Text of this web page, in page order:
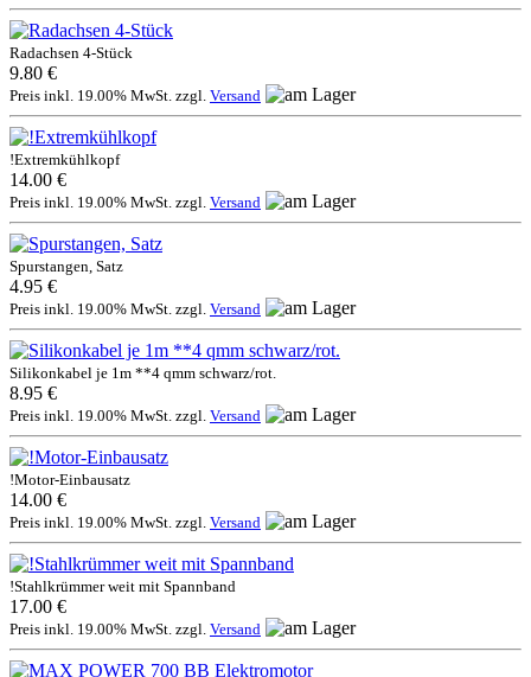
Radachsen 4-Stück
9.80 €
Preis inkl. 19.00% MwSt. zzgl. Versand
!Extremkühlkopf
14.00 €
Preis inkl. 19.00% MwSt. zzgl. Versand
Spurstangen, Satz
4.95 €
Preis inkl. 19.00% MwSt. zzgl. Versand
Silikonkabel je 1m **4 qmm schwarz/rot.
8.95 €
Preis inkl. 19.00% MwSt. zzgl. Versand
!Motor-Einbausatz
14.00 €
Preis inkl. 19.00% MwSt. zzgl. Versand
!Stahlkrümmer weit mit Spannband
17.00 €
Preis inkl. 19.00% MwSt. zzgl. Versand